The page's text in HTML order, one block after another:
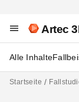
Artec
Alle Inhalte
Startseite